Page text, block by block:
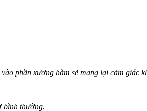
phần xương hàm sẽ mang lại cảm giác
bình thường.